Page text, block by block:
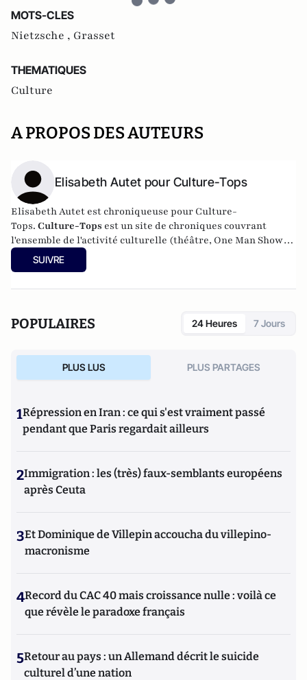
MOTS-CLES
Nietzsche , Grasset
THEMATIQUES
Culture
A PROPOS DES AUTEURS
Elisabeth Autet pour Culture-Tops
Elisabeth Autet est chroniqueuse pour Culture-
Tops. Culture-Tops est un site de chroniques couvrant
l'ensemble de l'activité culturelle (théâtre, One Man Shows,
opéras, ballets, spectacles divers, cinéma, expos, livres,
etc.).
SUIVRE
POPULAIRES 24 Heures 7 Jours
PLUS LUS PLUS PARTAGES
1Répression en Iran : ce qui s'est vraiment passé
pendant que Paris regardait ailleurs
2Immigration : les (très) faux-semblants européens
après Ceuta
3Et Dominique de Villepin accoucha du villepino-
macronisme
4Record du CAC 40 mais croissance nulle : voilà ce
que révèle le paradoxe français
5Retour au pays : un Allemand décrit le suicide
culturel d’une nation